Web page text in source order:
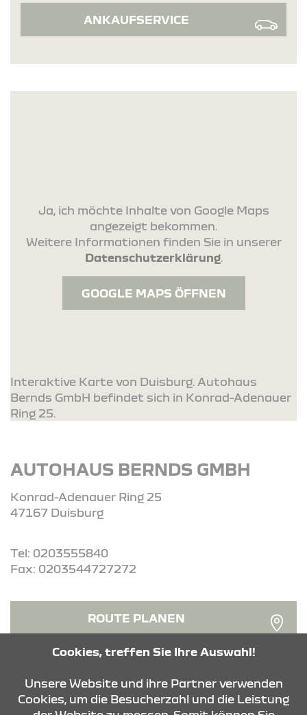
ANKAUFSERVICE
Ja, ich möchte Inhalte von Google Maps
angezeigt bekommen.
Weitere Informationen finden Sie in unserer
Datenschutzerklärung.
GOOGLE MAPS ÖFFNEN
Interaktive Karte von Duisburg. Autohaus
Bernds GmbH befindet sich in Konrad-Adenauer
Ring 25.
AUTOHAUS BERNDS GMBH
Konrad-Adenauer Ring 25
47167 Duisburg
Tel: 0203555840
Fax: 0203544727272
ROUTE PLANEN
ANFRAGE SENDEN
Cookies, treffen Sie Ihre Auswahl!
Unsere Website und ihre Partner verwenden
Cookies, um die Besucherzahl und die Leistung